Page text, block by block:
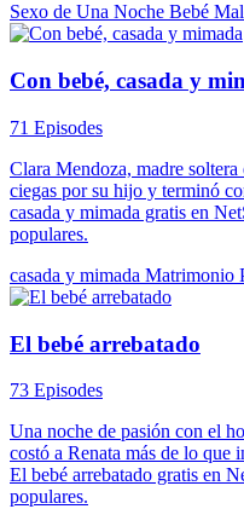
Sexo de Una Noche Bebé
Con bebé, casada y
71 Episodes
Clara Mendoza, madre
ciegas por su hijo y terminó
casada y mimada gratis en
populares.
casada y mimada Matrimonio
El bebé arrebatado
73 Episodes
Una noche de pasión con el
costó a Renata más de lo que
El bebé arrebatado gratis en
populares.